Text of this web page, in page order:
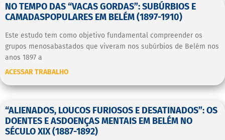
NO TEMPO DAS “VACAS GORDAS”: SUBÚRBIOS E
CAMADASPOPULARES EM BELÉM (1897-1910)
Este estudo tem como objetivo fundamental compreender os
grupos menosabastados que viveram nos subúrbios de Belém nos
anos 1897 a
ACESSAR TRABALHO
“ALIENADOS, LOUCOS FURIOSOS E DESATINADOS”: OS
DOENTES E ASDOENÇAS MENTAIS EM BELÉM NO
SÉCULO XIX (1887-1892)